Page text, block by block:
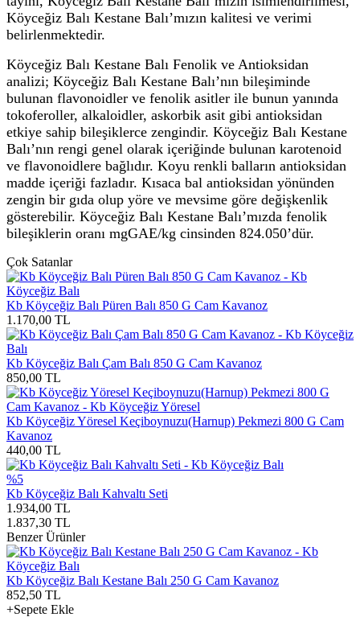
Köyceğiz Balı Kestane Balı’mızın kalitesi ve verimi
belirlenmektedir.
Köyceğiz Balı Kestane Balı Fenolik ve Antioksidan
analizi; Köyceğiz Balı Kestane Balı’nın bileşiminde
bulunan flavonoidler ve fenolik asitler ile bunun yanında
tokoferoller, alkaloidler, askorbik asit gibi antioksidan
etkiye sahip bileşiklerce zengindir. Köyceğiz Balı Kestane
Balı’nın rengi genel olarak içeriğinde bulunan karotenoid
ve flavonoidlere bağlıdır. Koyu renkli balların antioksidan
madde içeriği fazladır. Kısaca bal antioksidan yönünden
zengin bir gıda olup yöre ve mevsime göre değişkenlik
gösterebilir. Köyceğiz Balı Kestane Balı’mızda fenolik
bileşiklerin oranı mgGAE/kg cinsinden 824.050’dür.
Çok Satanlar
Kb Köyceğiz Balı Püren Balı 850 G Cam Kavanoz
1.170,00 TL
Kb Köyceğiz Balı Çam Balı 850 G Cam Kavanoz
850,00 TL
Kb Köyceğiz Yöresel Keçiboynuzu(Harnup) Pekmezi 800 G Cam
Kavanoz
440,00 TL
%5
Kb Köyceğiz Balı Kahvaltı Seti
1.934,00 TL
1.837,30 TL
Benzer Ürünler
Kb Köyceğiz Balı Kestane Balı 250 G Cam Kavanoz
852,50 TL
+Sepete Ekle